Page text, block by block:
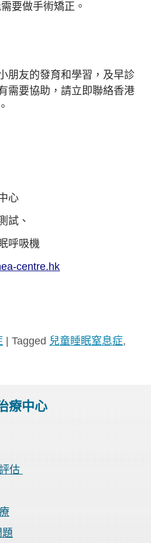
要做手術矯正。
朋友的發育和學習，及早診
需要協助，請立即聯絡香港
心
試、
呼吸機
centre.hk
|Tagged 兒童睡眠窒息症,
療中心
估